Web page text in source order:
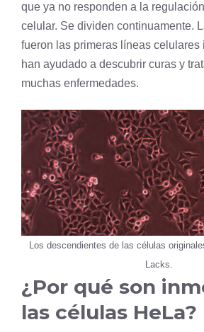
que ya no responden a la
celular. Se dividen continuamente.
fueron las primeras líneas celulares
han ayudado a descubrir curas y
muchas enfermedades.
Los descendientes de las células
Lacks.
¿Por qué son
las células HeLa?